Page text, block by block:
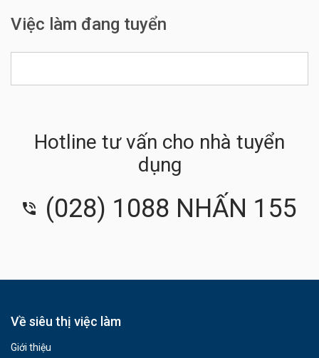
Việc làm đang tuyển
Hotline tư vấn cho nhà tuyển
dụng
(028) 1088 NHẤN 155
Về siêu thị việc làm
Giới thiệu